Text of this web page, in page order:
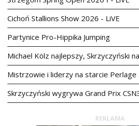
Cichoń Stallions Show 2026 - LiVE
Partynice Pro-Hippika Jumping
Michael Kölz najlepszy, Skrzyczyński na
Mistrzowie i liderzy na starcie Perlage
Skrzyczyński wygrywa Grand Prix
REKLAMA